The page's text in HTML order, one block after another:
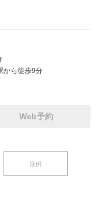
から徒歩9分
Web予約
症例